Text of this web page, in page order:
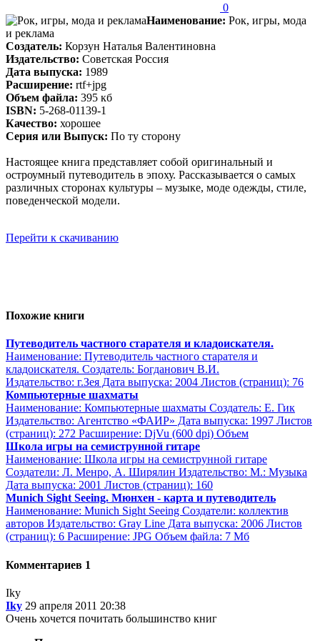
0
Наименование: Рок, игры, мода
и реклама
Создатель: Корзун Наталья Валентиновна
Издательство: Советская Россия
Дата выпуска: 1989
Расширение: rtf+jpg
Объем файла: 395 кб
ISBN: 5-268-01139-1
Качество: хорошее
Серия или Выпуск: По ту сторону
Настоящее книга представляет собой оригинальный и
остроумный путеводитель в эпоху. Рассказывается о самых
различных сторонах культуры – музыке, моде одежды, стиле,
поведенческой модели.
Перейти к скачиванию
Похожие книги
Путеводитель частного старателя и кладоискателя.
Наименование: Путеводитель частного старателя и
кладоискателя. Создатель: Богданович В.И.
Издательство: г.Зея Дата выпуска: 2004 Листов (страниц): 76
Компьютерные шахматы
Наименование: Компьютерные шахматы Создатель: Е. Гик
Издательство: Агентство «ФАИР» Дата выпуска: 1997 Листов
(страниц): 272 Расширение: DjVu (600 dpi) Объем
Школа игры на семиструнной гитаре
Наименование: Школа игры на семиструнной гитаре
Создатели: Л. Менро, А. Ширялин Издательство: М.: Музыка
Дата выпуска: 2001 Листов (страниц): 160
Munich Sight Seeing. Мюнхен - карта и путеводитель
Наименование: Munich Sight Seeing Создатели: коллектив
авторов Издательство: Gray Line Дата выпуска: 2006 Листов
(страниц): 6 Расширение: JPG Объем файла: 7 Мб
Комментариев 1
Iky
Iky 29 апреля 2011 20:38
Очень хочется почитать большинство книг